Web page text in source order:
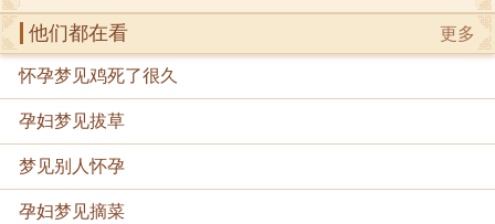
更多
他们都在看
怀孕梦见鸡死了很久
孕妇梦见拔草
梦见别人怀孕
孕妇梦见摘菜